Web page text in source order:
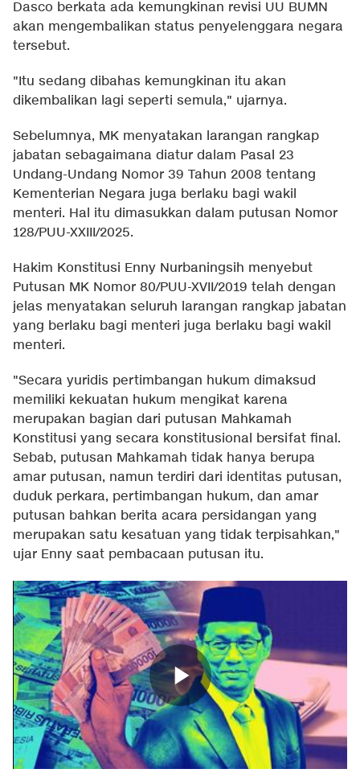
Dasco berkata ada kemungkinan revisi UU BUMN
akan mengembalikan status penyelenggara negara
tersebut.
"Itu sedang dibahas kemungkinan itu akan
dikembalikan lagi seperti semula," ujarnya.
Sebelumnya, MK menyatakan larangan rangkap
jabatan sebagaimana diatur dalam Pasal 23
Undang-Undang Nomor 39 Tahun 2008 tentang
Kementerian Negara juga berlaku bagi wakil
menteri. Hal itu dimasukkan dalam putusan Nomor
128/PUU-XXIII/2025.
Hakim Konstitusi Enny Nurbaningsih menyebut
Putusan MK Nomor 80/PUU-XVII/2019 telah dengan
jelas menyatakan seluruh larangan rangkap jabatan
yang berlaku bagi menteri juga berlaku bagi wakil
menteri.
"Secara yuridis pertimbangan hukum dimaksud
memiliki kekuatan hukum mengikat karena
merupakan bagian dari putusan Mahkamah
Konstitusi yang secara konstitusional bersifat final.
Sebab, putusan Mahkamah tidak hanya berupa
amar putusan, namun terdiri dari identitas putusan,
duduk perkara, pertimbangan hukum, dan amar
putusan bahkan berita acara persidangan yang
merupakan satu kesatuan yang tidak terpisahkan,"
ujar Enny saat pembacaan putusan itu.